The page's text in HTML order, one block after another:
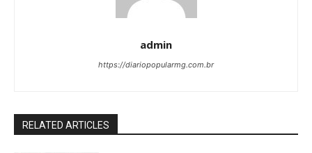
admin
https://diariopopularmg.com.br
RELATED ARTICLES